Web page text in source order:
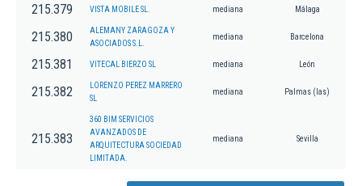
215.379 VISTA MOBILE SL. mediana Málaga
215.380
ALEMANY ZARAGOZA Y
ASOCIADOS S.L.
mediana Barcelona
215.381 VITECAL BIERZO SL mediana León
215.382
LORENZO PEREZ MARRERO
SL
mediana Palmas (las)
215.383
360 BIM SERVICIOS
AVANZADOS DE
ARQUITECTURA SOCIEDAD
LIMITADA.
mediana Sevilla